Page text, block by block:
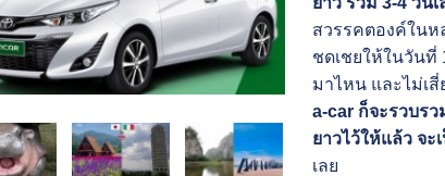
สวรรคตองค์ในห
ชดเชยให้ในวันที่
มาไหน และไม่เ
a-car ก็จะรวบร
ยาวไว้ให้แล้ว จ
เลย